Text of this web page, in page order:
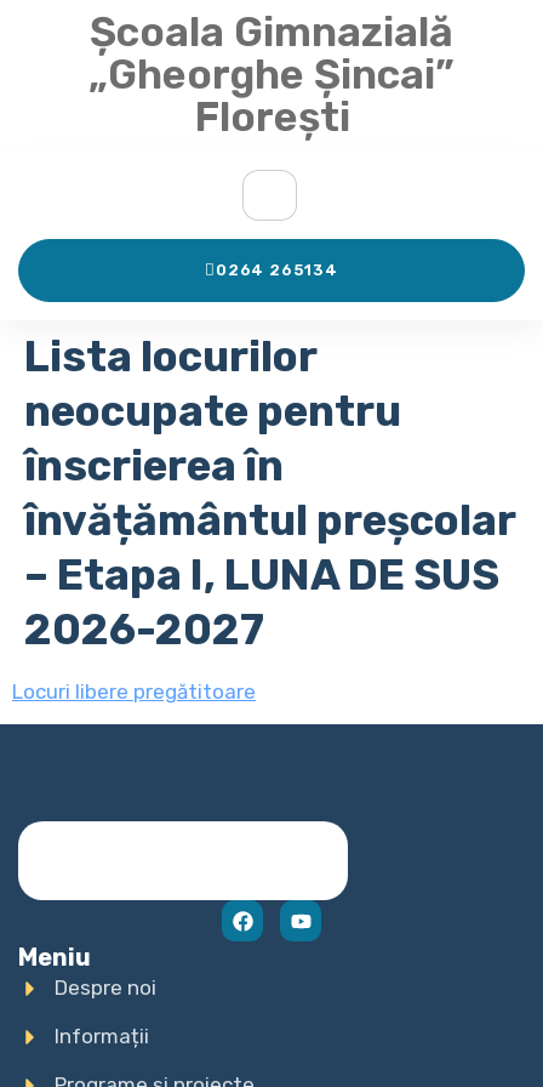
Școala Gimnazială
„Gheorghe Șincai”
Florești
0264 265134
Lista locurilor
neocupate pentru
înscrierea în
învățământul preșcolar
– Etapa I, LUNA DE SUS
2026-2027
Locuri libere pregătitoare
Meniu
Despre noi
Informații